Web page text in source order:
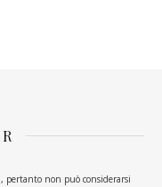
pertanto non può considerarsi